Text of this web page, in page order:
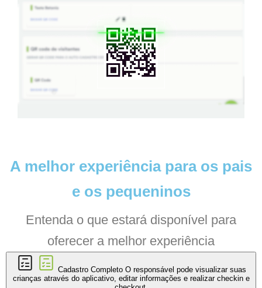
A melhor experiênciapara os pais
e os pequeninos
Entenda o que estará disponível para
oferecer a melhor experiência
Cadastro Completo O responsável pode visualizar suas
crianças através do aplicativo, editar informações e realizar checkin e